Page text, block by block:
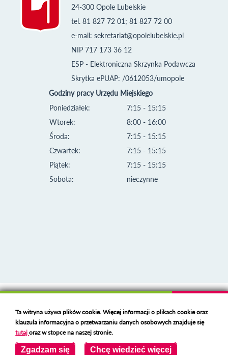
24-300 Opole Lubelskie
tel. 81 827 72 01; 81 827 72 00
e-mail: sekretariat@opolelubelskie.pl
NIP 717 173 36 12
ESP - Elektroniczna Skrzynka Podawcza
Skrytka ePUAP: /0612053/umopole
Godziny pracy Urzędu Miejskiego
Poniedziałek:
Wtorek:
Środa:
Czwartek:
Piątek:
Sobota:
7:15 - 15:15
8:00 - 16:00
7:15 - 15:15
7:15 - 15:15
7:15 - 15:15
nieczynne
Deklaracja dostępności
Polski serwer RBLhttps://polspam.pl/
Copyright 2023 Urząd Miejski w Opolu Lubelskim
Created byVOBACOM Odnośnik otworzy się w nowym oknie
Ta witryna używa plików cookie. Więcej informacji o plikach cookie oraz
klauzula informacyjna o przetwarzaniu danych osobowych znajduje się
tutajoraz w stopce na naszej stronie.
Zgadzam się Chcę wiedzieć więcej